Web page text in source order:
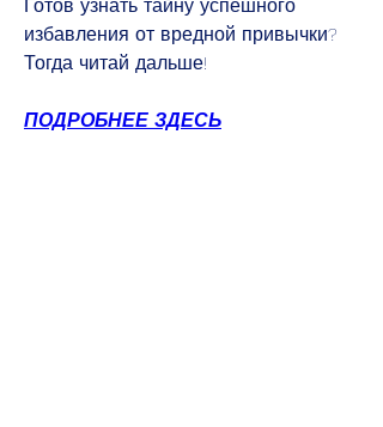
Готов узнать тайну успешного
избавления от вредной привычки?
Тогда читай дальше!
ПОДРОБНЕЕ ЗДЕСЬ